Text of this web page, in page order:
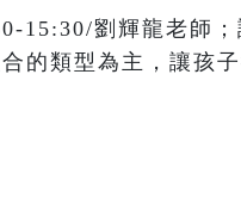
15:30/劉輝龍老師
的類型為主，讓孩